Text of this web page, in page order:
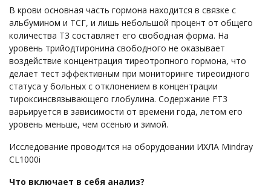
В крови основная часть гормона находится в связке с
альбумином и ТСГ, и лишь небольшой процент от общего
количества Т3 составляет его свободная форма. На
уровень трийодтиронина свободного не оказывает
воздействие концентрация тиреотропного гормона, что
делает тест эффективным при мониторинге тиреоидного
статуса у больных с отклонением в концентрации
тироксинсвязывающего глобулина. Содержание FT3
варьируется в зависимости от времени года, летом его
уровень меньше, чем осенью и зимой.
Исследование проводится на оборудовании ИХЛА Mindray
CL1000i
Что включает в себя анализ?